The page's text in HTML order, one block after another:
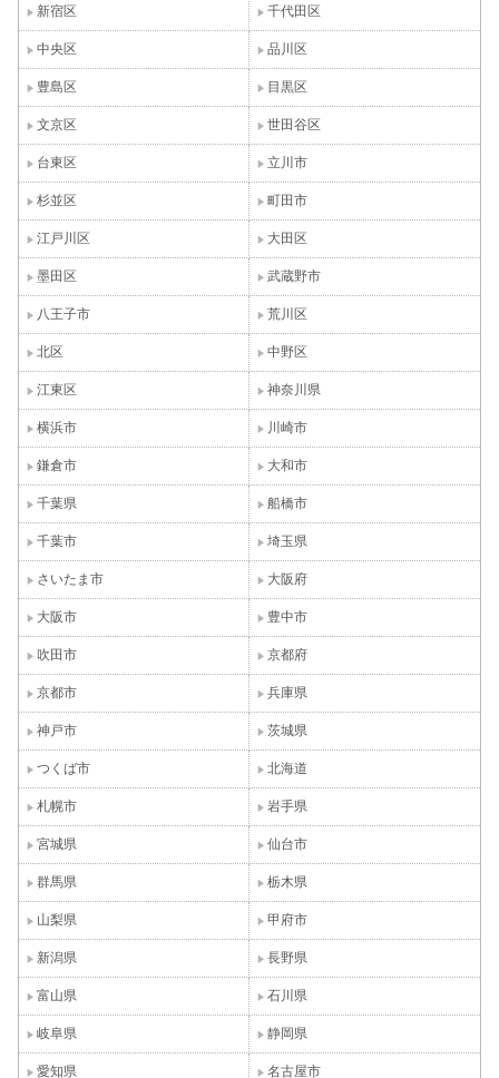
新宿区 千代田区
中央区 品川区
豊島区 目黒区
文京区 世田谷区
台東区 立川市
杉並区 町田市
江戸川区 大田区
墨田区 武蔵野市
八王子市 荒川区
北区 中野区
江東区 神奈川県
横浜市 川崎市
鎌倉市 大和市
千葉県 船橋市
千葉市 埼玉県
さいたま市 大阪府
大阪市 豊中市
吹田市 京都府
京都市 兵庫県
神戸市 茨城県
つくば市 北海道
札幌市 岩手県
宮城県 仙台市
群馬県 栃木県
山梨県 甲府市
新潟県 長野県
富山県 石川県
岐阜県 静岡県
愛知県 名古屋市